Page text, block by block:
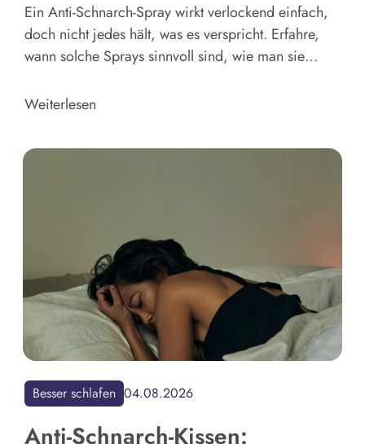
Ein Anti-Schnarch-Spray wirkt verlockend einfach,
doch nicht jedes hält, was es verspricht. Erfahre,
wann solche Sprays sinnvoll sind, wie man sie
alternative Maßnahmen gegen das Schnarchen.
Weiterlesen
Besser schlafen 04.08.2026
Anti-Schnarch-Kissen: